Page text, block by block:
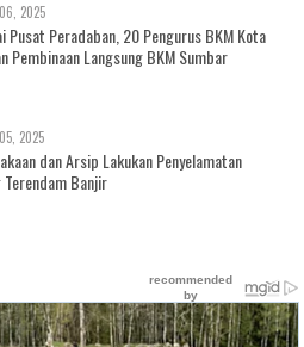
2025
Pusat Peradaban, 20 Pengurus BKM Kota
Pembinaan Langsung BKM Sumbar
2025
dan Arsip Lakukan Penyelamatan
Terendam Banjir